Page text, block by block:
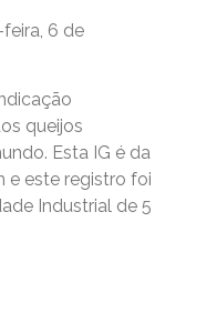
6 de
queijos
Esta IG é da
e este registro foi
Industrial de 5